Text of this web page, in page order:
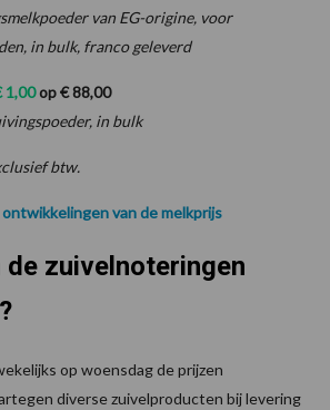
van EG-origine, voor
in bulk, franco geleverd
1,00op € 88,00
in bulk
btw.
van de melkprijs
de zuivelnoteringen
op woensdag de prijzen
diverse zuivelproducten bij levering